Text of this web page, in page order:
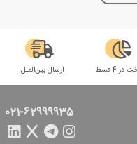
در 4 قسط ارسال بین‌الملل
021-62999935